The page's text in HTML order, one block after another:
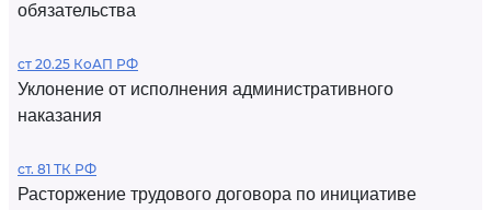
обязательства
ст 20.25 КоАП РФ
Уклонение от исполнения административного
наказания
ст. 81 ТК РФ
Расторжение трудового договора по инициативе